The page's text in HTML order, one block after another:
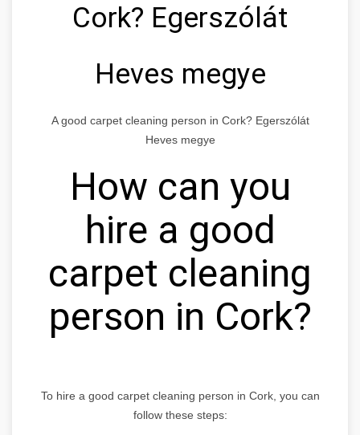
Cork? Egerszólát
Heves megye
A good carpet cleaning person in Cork? Egerszólát
Heves megye
How can you
hire a good
carpet cleaning
person in Cork?
To hire a good carpet cleaning person in Cork, you can
follow these steps: